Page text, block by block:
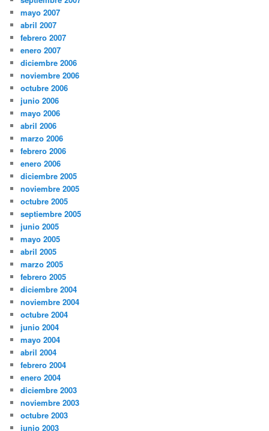
mayo 2007
abril 2007
febrero 2007
enero 2007
diciembre 2006
noviembre 2006
octubre 2006
junio 2006
mayo 2006
abril 2006
marzo 2006
febrero 2006
enero 2006
diciembre 2005
noviembre 2005
octubre 2005
septiembre 2005
junio 2005
mayo 2005
abril 2005
marzo 2005
febrero 2005
diciembre 2004
noviembre 2004
octubre 2004
junio 2004
mayo 2004
abril 2004
febrero 2004
enero 2004
diciembre 2003
noviembre 2003
octubre 2003
junio 2003